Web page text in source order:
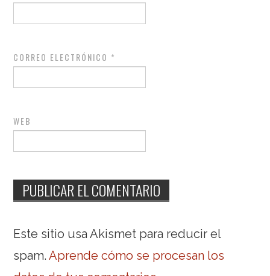
CORREO ELECTRÓNICO *
WEB
Este sitio usa Akismet para reducir el
spam.Aprende cómo se procesan los